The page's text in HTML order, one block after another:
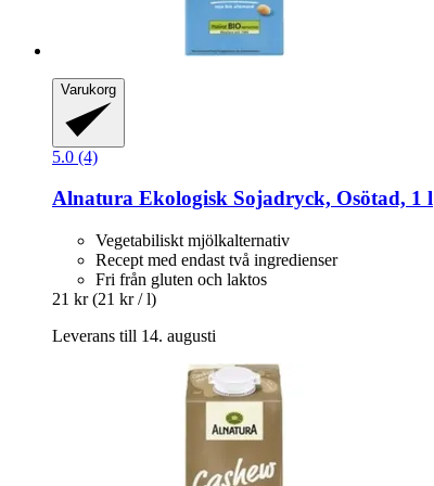
Varukorg
5.0 (4)
Alnatura Ekologisk Sojadryck, Osötad, 1 l
Vegetabiliskt mjölkalternativ
Recept med endast två ingredienser
Fri från gluten och laktos
21 kr (21 kr / l)
Leverans till 14. augusti